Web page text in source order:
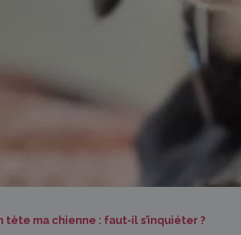
tète ma chienne : faut-il s’inquiéter ?